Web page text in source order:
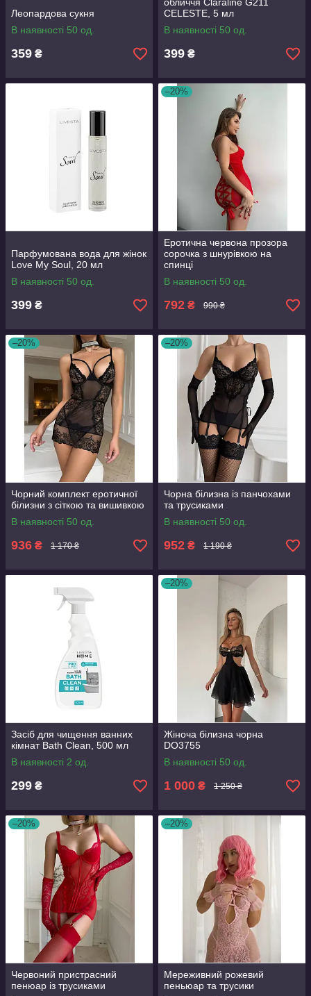
Леопардова сукня
В наявності 50 од.
359 ₴
CELESTE, 5 мл
В наявності 50 од.
399 ₴
Парфумована вода для жінок
Love My Soul, 20 мл
В наявності 50 од.
399 ₴
–20%
Еротична червона прозора
сорочка з шнурівкою на
спинці
В наявності 50 од.
792 ₴ 990 ₴
–20%
Чорний комплект еротичної
білизни з сіткою та вишивкою
В наявності 50 од.
936 ₴ 1 170 ₴
–20%
Чорна білизна із панчохами
та трусиками
В наявності 50 од.
952 ₴ 1 190 ₴
Засіб для чищення ванних
кімнат Bath Clean, 500 мл
В наявності 2 од.
299 ₴
–20%
Жіноча білизна чорна
DO3755
В наявності 50 од.
1 000 ₴ 1 250 ₴
–20%
Червоний пристрасний
пенюар із трусиками
–20%
Мереживний рожевий
пеньюар та трусики